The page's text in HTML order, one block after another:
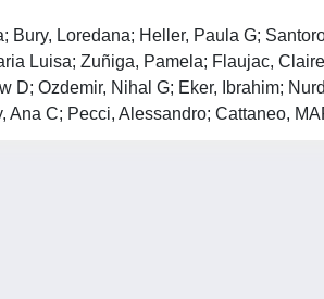
Bury, Loredana; Heller, Paula G;
Luisa; Zuñiga, Pamela; Flaujac,
D; Ozdemir, Nihal G; Eker, Ibrahim;
Ana C; Pecci, Alessandro; Cattaneo,